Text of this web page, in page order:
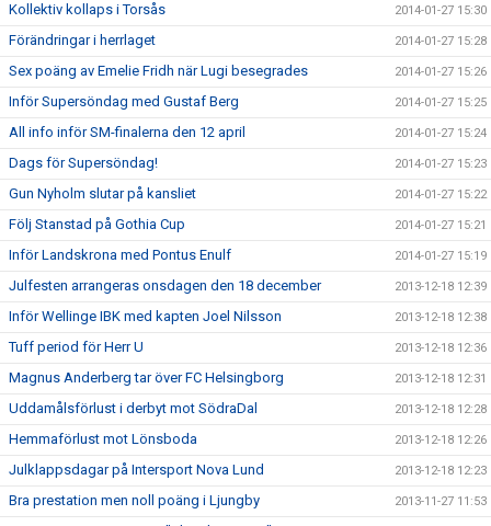
Kollektiv kollaps i Torsås 2014-01-27 15:30
Förändringar i herrlaget 2014-01-27 15:28
Sex poäng av Emelie Fridh när Lugi besegrades 2014-01-27 15:26
Inför Supersöndag med Gustaf Berg 2014-01-27 15:25
All info inför SM-finalerna den 12 april 2014-01-27 15:24
Dags för Supersöndag! 2014-01-27 15:23
Gun Nyholm slutar på kansliet 2014-01-27 15:22
Följ Stanstad på Gothia Cup 2014-01-27 15:21
Inför Landskrona med Pontus Enulf 2014-01-27 15:19
Julfesten arrangeras onsdagen den 18 december 2013-12-18 12:39
Inför Wellinge IBK med kapten Joel Nilsson 2013-12-18 12:38
Tuff period för Herr U 2013-12-18 12:36
Magnus Anderberg tar över FC Helsingborg 2013-12-18 12:31
Uddamålsförlust i derbyt mot SödraDal 2013-12-18 12:28
Hemmaförlust mot Lönsboda 2013-12-18 12:26
Julklappsdagar på Intersport Nova Lund 2013-12-18 12:23
Bra prestation men noll poäng i Ljungby 2013-11-27 11:53